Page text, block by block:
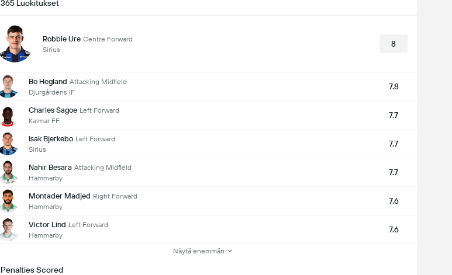
365 Luokitukset
Robbie Ure Centre Forward
Sirius
8
Bo Hegland Attacking Midfield
Djurgårdens IF
7.8
Charles Sagoe Left Forward
Kalmar FF
7.7
Isak Bjerkebo Left Forward
Sirius
7.7
Nahir Besara Attacking Midfield
Hammarby
7.7
Montader Madjed Right Forward
Hammarby
7.6
Victor Lind Left Forward
Hammarby
7.6
Näytä enemmän
Penalties Scored